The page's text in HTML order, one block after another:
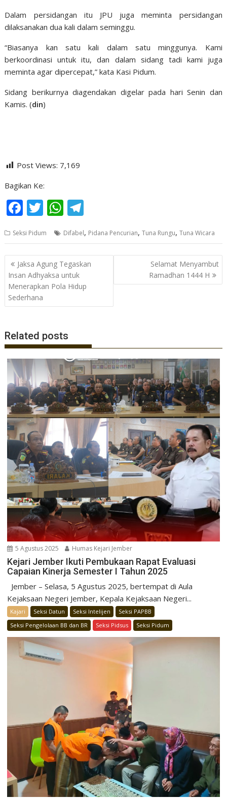
Dalam persidangan itu JPU juga meminta persidangan
dilaksanakan dua kali dalam seminggu.
“Biasanya kan satu kali dalam satu minggunya. Kami
berkoordinasi untuk itu, dan dalam sidang tadi kami juga
meminta agar dipercepat,” kata Kasi Pidum.
Sidang berikurnya diagendakan digelar pada hari Senin dan
Kamis. (din)
Post Views: 7,169
Bagikan Ke:
F
e
b
o
o
k
T
itt
er
W
at
s
A
p
p
e
gr
a
m
Seksi Pidum Difabel, Pidana Pencurian,Tuna Rungu,Tuna Wicara
Navigasi
pos
Jaksa Agung Tegaskan
Insan Adhyaksa untuk
Menerapkan Pola Hidup
Sederhana
Selamat Menyambut
Ramadhan 1444 H
Related posts
5 Agustus 2025 Humas Kejari Jember
Kejari Jember Ikuti Pembukaan Rapat Evaluasi
Capaian Kinerja Semester I Tahun 2025
Jember – Selasa, 5 Agustus 2025, bertempat di Aula
Kejaksaan Negeri Jember, Kepala Kejaksaan Negeri...
Kajari Seksi Datun Seksi Intelijen
Seksi PAPBB
Seksi Pengelolaan BB dan BR
Seksi Pidsus Seksi Pidum